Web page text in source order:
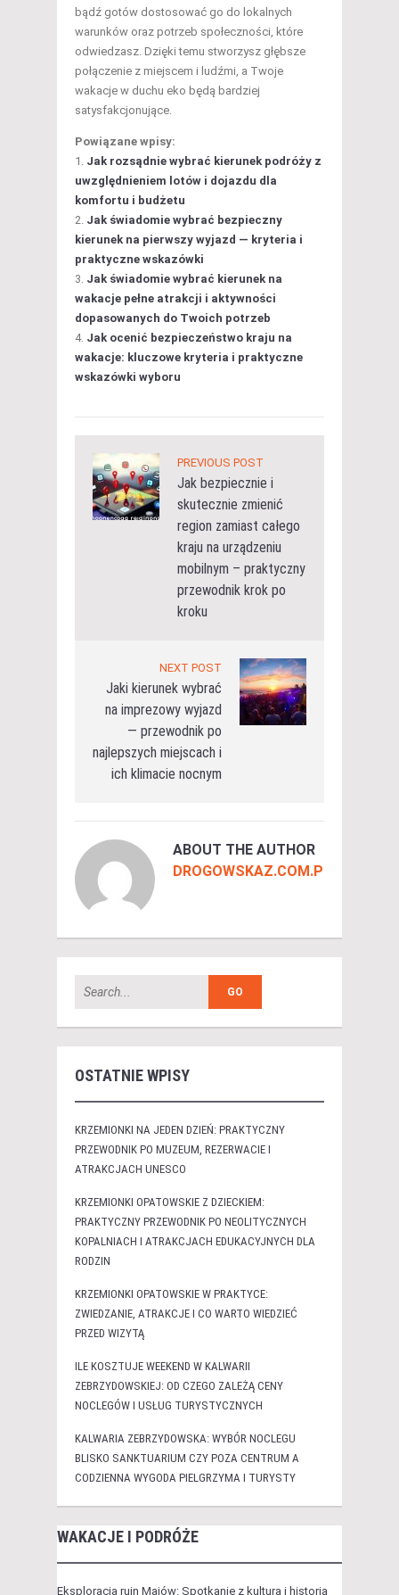
bądź gotów dostosować go do lokalnych
warunków oraz potrzeb społeczności, które
odwiedzasz. Dzięki temu stworzysz głębsze
połączenie z miejscem i ludźmi, a Twoje
wakacje w duchu eko będą bardziej
satysfakcjonujące.
Powiązane wpisy:
Jak rozsądnie wybrać kierunek podróży z
uwzględnieniem lotów i dojazdu dla
komfortu i budżetu
Jak świadomie wybrać bezpieczny
kierunek na pierwszy wyjazd — kryteria i
praktyczne wskazówki
Jak świadomie wybrać kierunek na
wakacje pełne atrakcji i aktywności
dopasowanych do Twoich potrzeb
Jak ocenić bezpieczeństwo kraju na
wakacje: kluczowe kryteria i praktyczne
wskazówki wyboru
PREVIOUS POST
Jak bezpiecznie i
skutecznie zmienić
region zamiast całego
kraju na urządzeniu
mobilnym – praktyczny
przewodnik krok po
kroku
NEXT POST
Jaki kierunek wybrać
na imprezowy wyjazd
— przewodnik po
najlepszych miejscach i
ich klimacie nocnym
ABOUT THE AUTHOR
DROGOWSKAZ.COM.PL
OSTATNIE WPISY
KRZEMIONKI NA JEDEN DZIEŃ: PRAKTYCZNY
PRZEWODNIK PO MUZEUM, REZERWACIE I
ATRAKCJACH UNESCO
KRZEMIONKI OPATOWSKIE Z DZIECKIEM:
PRAKTYCZNY PRZEWODNIK PO NEOLITYCZNYCH
KOPALNIACH I ATRAKCJACH EDUKACYJNYCH DLA
RODZIN
KRZEMIONKI OPATOWSKIE W PRAKTYCE:
ZWIEDZANIE, ATRAKCJE I CO WARTO WIEDZIEĆ
PRZED WIZYTĄ
ILE KOSZTUJE WEEKEND W KALWARII
ZEBRZYDOWSKIEJ: OD CZEGO ZALEŻĄ CENY
NOCLEGÓW I USŁUG TURYSTYCZNYCH
KALWARIA ZEBRZYDOWSKA: WYBÓR NOCLEGU
BLISKO SANKTUARIUM CZY POZA CENTRUM A
CODZIENNA WYGODA PIELGRZYMA I TURYSTY
WAKACJE I PODRÓŻE
Eksploracja ruin Majów: Spotkanie z kulturą i historią